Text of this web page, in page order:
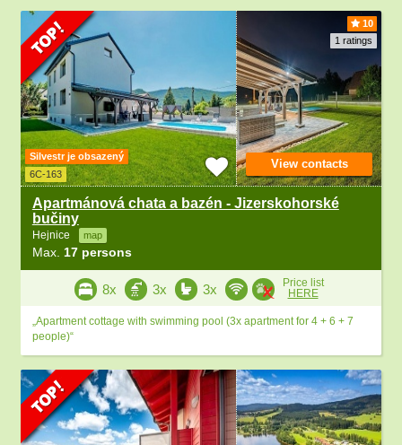
10
1 ratings
Silvestr je obsazený
6C-163
Apartmánová chata a bazén - Jizerskohorské
bučiny
Hejnice map
Max. 17 persons
View contacts
8x 3x 3x
Price list
HERE
„Apartment cottage with swimming pool (3x apartment for 4 + 6 + 7
people)“